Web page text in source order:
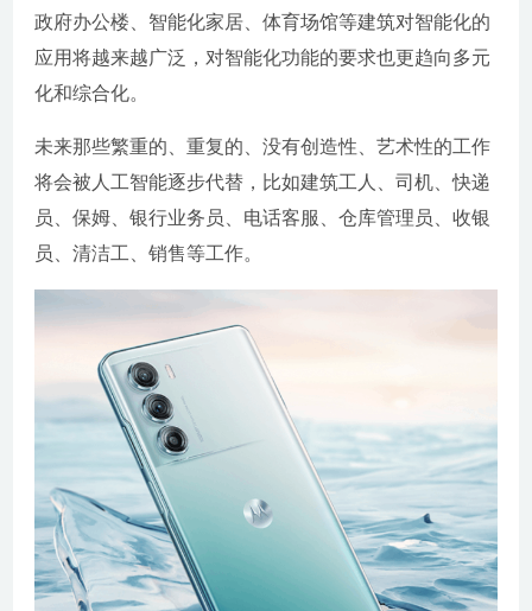
政府办公楼、智能化家居、体育场馆等建筑对智能化的
应用将越来越广泛，对智能化功能的要求也更趋向多元
化和综合化。
未来那些繁重的、重复的、没有创造性、艺术性的工作
将会被人工智能逐步代替，比如建筑工人、司机、快递
员、保姆、银行业务员、电话客服、仓库管理员、收银
员、清洁工、销售等工作。